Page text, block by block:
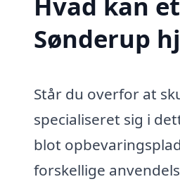
Sønderup
Står du overfor at
specialiseret sig i
blot
forskellige